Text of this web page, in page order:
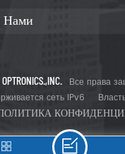
Нами
Все права
сеть IPv6